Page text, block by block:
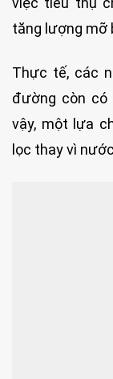
tăng lượng mỡ
Thực tế, các
đường còn có
vậy, một lựa
lọc thay vì